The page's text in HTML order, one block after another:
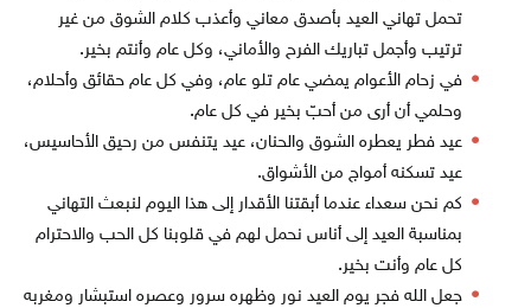
تحمل تهاني العيد بأصدق معاني وأعذب كلام الشوق من غير
ترتيب وأجمل تباريك الفرح والأماني، وكل عام وأنتم بخير.
في زحام الأعوام يمضي عام تلو عام، وفي كل عام حقائق وأحلام،
وحلمي أن أرى من أحبّ بخير في كل عام.
عيد فطر يعطره الشوق والحنان، عيد يتنفس من رحيق الأحاسيس،
عيد تسكنه أمواج من الأشواق.
كم نحن سعداء عندما أبقتنا الأقدار إلى هذا اليوم لنبعث التهاني
بمناسبة العيد إلى أناس نحمل لهم في قلوبنا كل الحب والاحترام
كل عام وأنت بخير.
جعل الله فجر يوم العيد نور وظهره سرور وعصره استبشار ومغربه